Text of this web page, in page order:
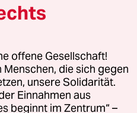
GmbH
Fragen oder für Genehmigungen
Kommune-Richtlinien
offene Gesellschaft!
die sich gegen
unsere Solidarität.
Einnahmen aus
beginnt im Zentrum“ –